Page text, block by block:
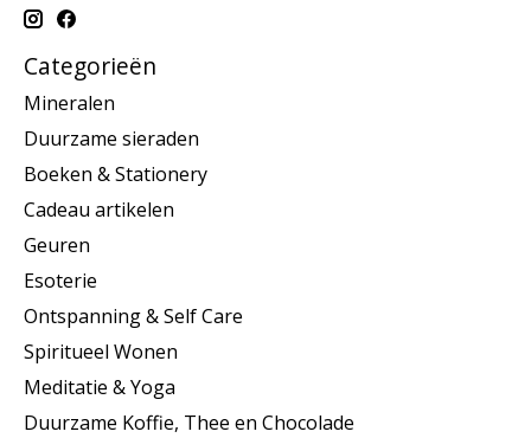
Categorieën
Mineralen
Duurzame sieraden
Boeken & Stationery
Cadeau artikelen
Geuren
Esoterie
Ontspanning & Self Care
Spiritueel Wonen
Meditatie & Yoga
Duurzame Koffie, Thee en Chocolade